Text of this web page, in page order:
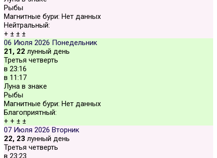
Рыбы
Магнитные бури: Нет данных
Нейтральный:
+ ± ± ±
06 Июля 2026 Понедельник
21, 22 лунный день
Третья четверть
в 23:16
в 11:17
Луна в знаке
Рыбы
Магнитные бури: Нет данных
Благоприятный:
+ + ± ±
07 Июля 2026 Вторник
22, 23 лунный день
Третья четверть
в 23:23